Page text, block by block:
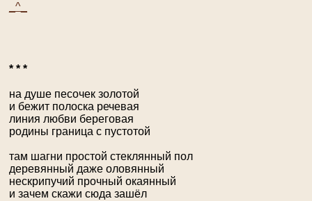
_^_
* * *
на душе песочек золотой
и бежит полоска речевая
линия любви береговая
родины граница с пустотой
там шагни простой стеклянный пол
деревянный даже оловянный
нескрипучий прочный окаянный
и зачем скажи сюда зашёл